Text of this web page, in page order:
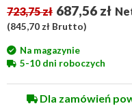
723,75 zł 687,56 zł
(845,70 zł Brutto)
Na magazynie
5-10 dni roboczych
Dla zamówień